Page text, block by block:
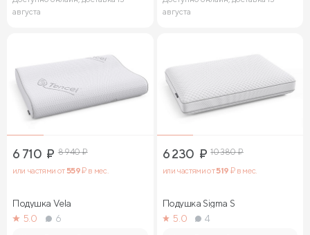
августа
августа
6 710 ₽ 8 940₽
или частями от559₽ в мес.
Подушка Vela
5.0
6
6 230 ₽ 10 380₽
или частями от519 ₽ в мес.
Подушка Sigma S
5.0
4